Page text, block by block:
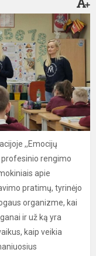
,,Emocijų
profesinio rengimo
apie
pratimų, tyrinėjo
organizme, kai
ir už ką yra
kaip veikia